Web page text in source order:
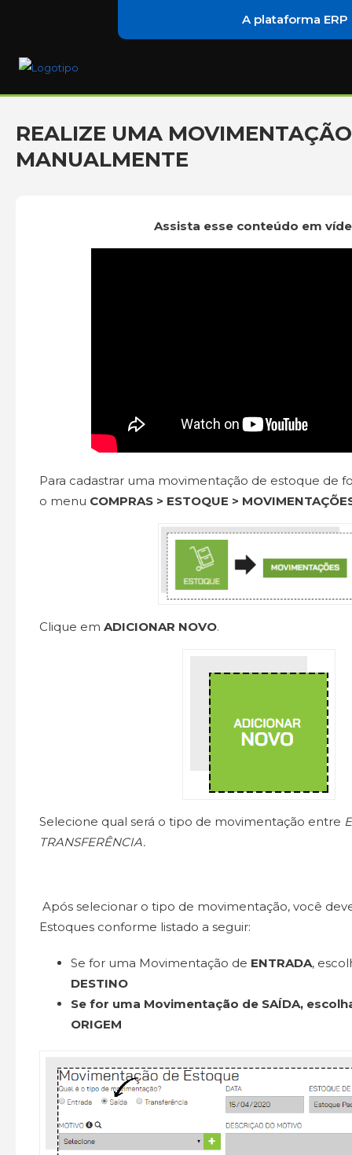
A plataforma
REALIZE UMA
MANUALMENTE
Assista esse conteúdo em
Para cadastrar uma movimentação de estoque de
o menu COMPRAS > ESTOQUE >
Clique em ADICIONAR NOVO.
Selecione qual será o tipo de movimentação entre
TRANSFERÊNCIA.
Após selecionar o tipo de movimentação, você
Estoques conforme listado a seguir:
Se for uma Movimentação de ENTRADA,
DESTINO
Se for uma Movimentação de SAÍDA,
ORIGEM